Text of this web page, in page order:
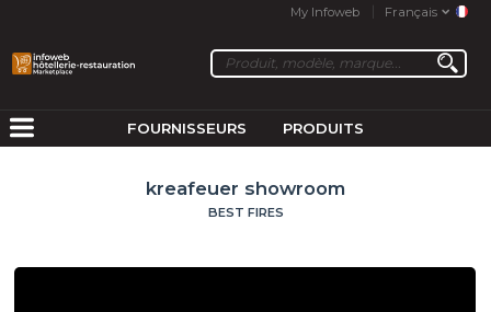
My Infoweb Français
FOURNISSEURS PRODUITS
kreafeuer showroom
BEST FIRES